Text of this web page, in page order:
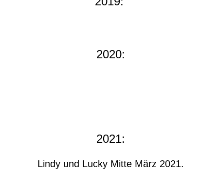
2020:
2021:
Lindy und Lucky Mitte März 2021.